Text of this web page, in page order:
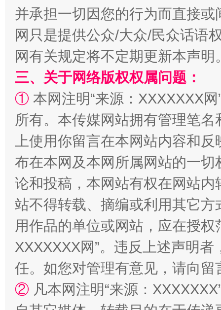
阿坝州三大球赛在茂县开幕
国家大学科技园优化重塑工作
并承担一切因您的行为而直接
网只是提供公众/大众/民众话语
网有关规定将不定期更新本声明
三、关于网络版权权属问题：
① 本网注明“来源：XXXXXXX
所有。本传媒网站拥有管理笔
上使用你留言在本网站内容和
布在本网及本网所属网站的一
论和投稿，本网站有权在网站
站不得转载、摘编或利用其它
用作品的单位或网站，应在授
XXXXXXX网”。违反上述声明
任。如您对管理有意见，请向
② 凡本网注明“来源：